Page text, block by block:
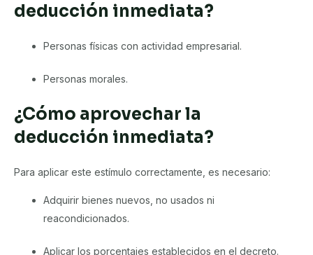
deducción inmediata?
Personas físicas con actividad empresarial.
Personas morales.
¿Cómo aprovechar la
deducción inmediata?
Para aplicar este estímulo correctamente, es necesario:
Adquirir bienes nuevos, no usados ni
reacondicionados.
Aplicar los porcentajes establecidos en el decreto.